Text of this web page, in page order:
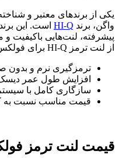
یکی از برندهای معتبر و
واگن، برند HI-Q است. این
پیشرفته، لنت‌هایی باکیفیت و
از لنت ترمز HI-Q برای فولکس واگن عبارت‌اند از:
ترمزگیری نرم و بدون
افزایش طول عمر
سازگاری کامل با
قیمت مناسب نسبت به
قیمت لنت ترمز